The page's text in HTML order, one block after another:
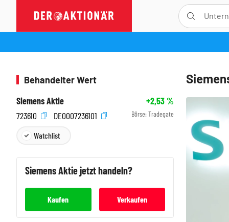
Behandelter Wert
Siemens Aktie
+2,53%
723610
DE0007236101 Börse: Tradegate
Watchlist
SiemensAktie jetzt handeln?
Kaufen Verkaufen